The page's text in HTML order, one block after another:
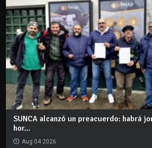
SUNCA alcanzó un preacuerdo: habrá
hor...
Aug 04 2026